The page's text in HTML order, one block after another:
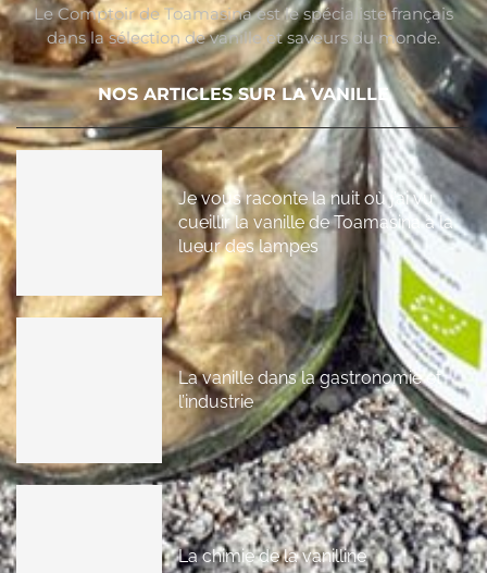
Le Comptoir de Toamasina est le spécialiste français
dans la sélection de vanille et saveurs du monde.
NOS ARTICLES SUR LA VANILLE
Je vous raconte la nuit où j’ai vu
cueillir la vanille de Toamasina à la
lueur des lampes
La vanille dans la gastronomie et
l’industrie
La chimie de la vanilline